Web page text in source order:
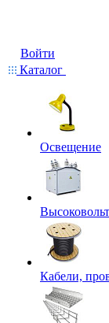
Войти
Каталог
Освещение
Кабели,